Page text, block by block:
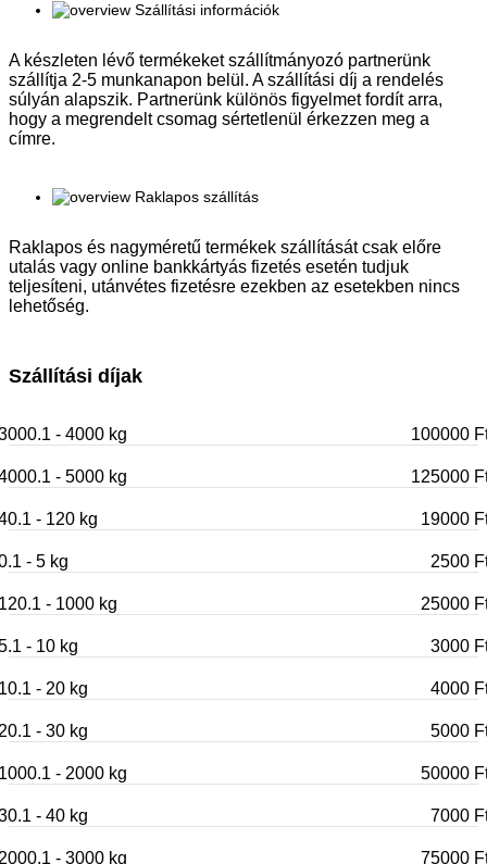
Szállítási információk
A készleten lévő termékeket szállítmányozó partnerünk
szállítja 2-5 munkanapon belül. A szállítási díj a rendelés
súlyán alapszik. Partnerünk különös figyelmet fordít arra,
hogy a megrendelt csomag sértetlenül érkezzen meg a
címre.
Raklapos szállítás
Raklapos és nagyméretű termékek szállítását csak előre
utalás vagy online bankkártyás fizetés esetén tudjuk
teljesíteni, utánvétes fizetésre ezekben az esetekben nincs
lehetőség.
Szállítási díjak
- 4000 kg 100000
- 5000 kg 125000
- 120 kg 19000
- 5 kg 2500
- 1000 kg 25000
- 10 kg 3000
- 20 kg 4000
- 30 kg 5000
- 2000 kg 50000
- 40 kg 7000
- 3000 kg 75000